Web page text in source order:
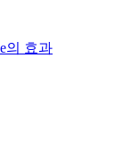
의 효과